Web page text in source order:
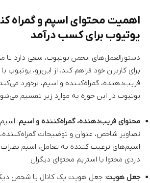
اهمیت محتوای اسپم و گمراه
یوتیوب برای کسب درآمد
دستورالعمل‌های انجمن یوتیوب، سعی دارد تا
برای کاربران خود فراهم کند. از این‌رو، یوتیوب
فریب‌دهنده، گمراه‌کننده و اسپم، برخورد
یوتیوب در این حوزه به موارد زیر تقسیم
محتوای فریب‌دهنده، گمراه‌کننده و اسپم:
تصاویر شاخص، عنوان و توضیحات گمراه‌کننده،
اسپم‌های ترغیب کننده به تعامل، اسپم
دزدی محتوا با استریم محتوای دیگران
جعل هویت: جعل هویت یک کانال یا شخص